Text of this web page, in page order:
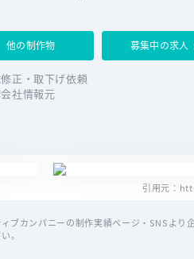
他の制作物 募集中の求人
正・取下げ依頼
社情報元
引用元：
ブカンパニーの制作実績ページ・SNSより
。